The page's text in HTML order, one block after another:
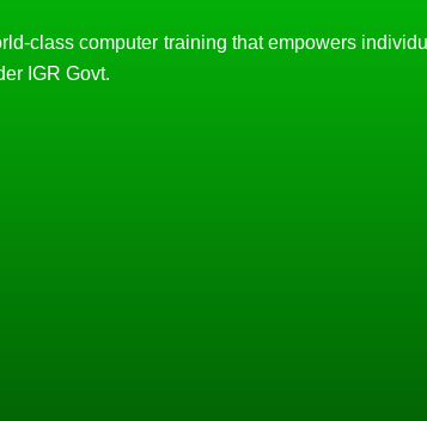
class computer training that empowers
IGR Govt.